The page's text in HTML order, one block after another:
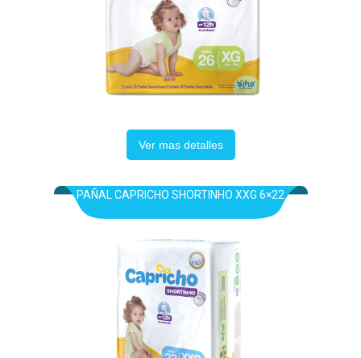
Ver mas detalles
PAÑAL CAPRICHO SHORTINHO XXG 6×22